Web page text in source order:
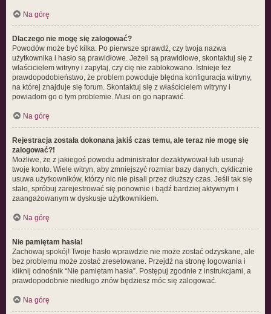
Na górę
Dlaczego nie mogę się zalogować?
Powodów może być kilka. Po pierwsze sprawdź, czy twoja nazwa
użytkownika i hasło są prawidłowe. Jeżeli są prawidłowe, skontaktuj się z
właścicielem witryny i zapytaj, czy cię nie zablokowano. Istnieje też
prawdopodobieństwo, że problem powoduje błędna konfiguracja witryny,
na której znajduje się forum. Skontaktuj się z właścicielem witryny i
powiadom go o tym problemie. Musi on go naprawić.
Na górę
Rejestracja została dokonana jakiś czas temu, ale teraz nie mogę się
zalogować?!
Możliwe, że z jakiegoś powodu administrator dezaktywował lub usunął
twoje konto. Wiele witryn, aby zmniejszyć rozmiar bazy danych, cyklicznie
usuwa użytkowników, którzy nic nie pisali przez dłuższy czas. Jeśli tak się
stało, spróbuj zarejestrować się ponownie i bądź bardziej aktywnym i
zaangażowanym w dyskusje użytkownikiem.
Na górę
Nie pamiętam hasła!
Zachowaj spokój! Twoje hasło wprawdzie nie może zostać odzyskane, ale
bez problemu może zostać zresetowane. Przejdź na stronę logowania i
kliknij odnośnik “Nie pamiętam hasła”. Postępuj zgodnie z instrukcjami, a
prawdopodobnie niedługo znów będziesz móc się zalogować.
Na górę